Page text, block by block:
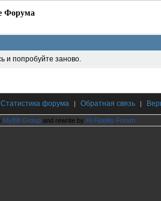
Форума
и попробуйте заново.
Статистика форума | Обратная связь |
MyBB Group and rewrite by Hi Fidelity Forum